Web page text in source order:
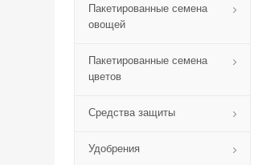
Пакетированные семена
овощей
Пакетированные семена
цветов
Средства защиты
Удобрения